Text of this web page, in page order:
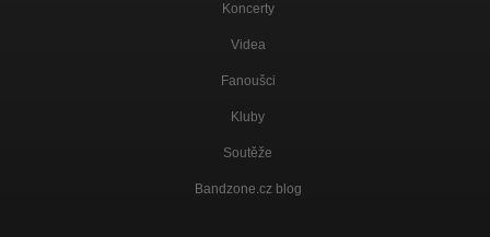
Koncerty
Videa
Fanoušci
Kluby
Soutěže
Bandzone.cz blog